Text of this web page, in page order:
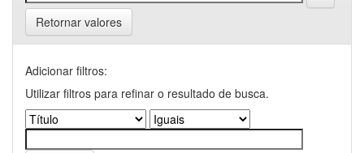
Retornar valores
Adicionar filtros:
Utilizar filtros para refinar o resultado de busca.